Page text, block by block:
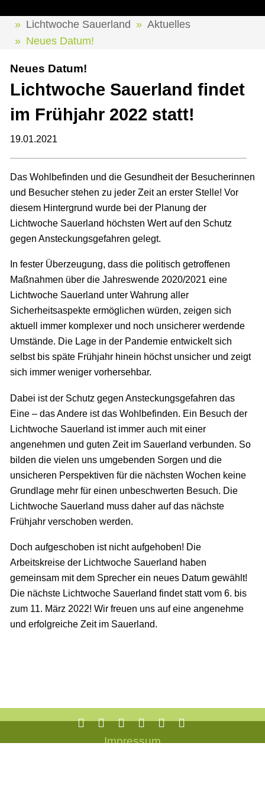
Lichtwoche Sauerland
Aktuelles
Neues Datum!
Neues Datum!
Lichtwoche Sauerland findet
im Frühjahr 2022 statt!
19.01.2021
Das Wohlbefinden und die Gesundheit der Besucherinnen
und Besucher stehen zu jeder Zeit an erster Stelle! Vor
diesem Hintergrund wurde bei der Planung der
Lichtwoche Sauerland höchsten Wert auf den Schutz
gegen Ansteckungsgefahren gelegt.
In fester Überzeugung, dass die politisch getroffenen
Maßnahmen über die Jahreswende 2020/2021 eine
Lichtwoche Sauerland unter Wahrung aller
Sicherheitsaspekte ermöglichen würden, zeigen sich
aktuell immer komplexer und noch unsicherer werdende
Umstände. Die Lage in der Pandemie entwickelt sich
selbst bis späte Frühjahr hinein höchst unsicher und zeigt
sich immer weniger vorhersehbar.
Dabei ist der Schutz gegen Ansteckungsgefahren das
Eine – das Andere ist das Wohlbefinden. Ein Besuch der
Lichtwoche Sauerland ist immer auch mit einer
angenehmen und guten Zeit im Sauerland verbunden. So
bilden die vielen uns umgebenden Sorgen und die
unsicheren Perspektiven für die nächsten Wochen keine
Grundlage mehr für einen unbeschwerten Besuch. Die
Lichtwoche Sauerland muss daher auf das nächste
Frühjahr verschoben werden.
Doch aufgeschoben ist nicht aufgehoben! Die
Arbeitskreise der Lichtwoche Sauerland haben
gemeinsam mit dem Sprecher ein neues Datum gewählt!
Die nächste Lichtwoche Sauerland findet statt vom 6. bis
zum 11. März 2022! Wir freuen uns auf eine angenehme
und erfolgreiche Zeit im Sauerland.
Impressum